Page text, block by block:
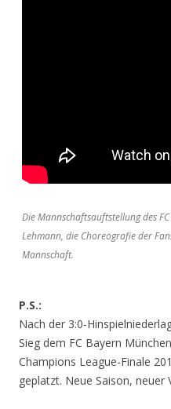
Die Mannschaftsauftstellung des
Lehmann, die Choreografie der
Mannschaft.
P.S.:
Nach der 3:0-
Sieg dem FC Bayern
Champions League-Finale
geplatzt. Neue Saison, neuer